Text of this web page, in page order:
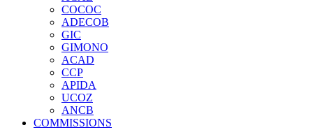
COCOC
ADECOB
GIC
GIMONO
ACAD
CCP
APIDA
UCOZ
ANCB
COMMISSIONS